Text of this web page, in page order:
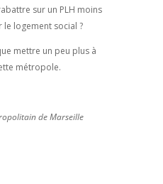
sur un PLH moins
logement social ?
mettre un peu plus à
métropole.
de Marseille